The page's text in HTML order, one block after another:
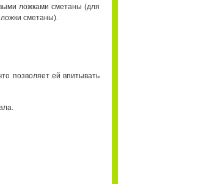
ложками сметаны (для
сметаны).
позволяет ей впитывать